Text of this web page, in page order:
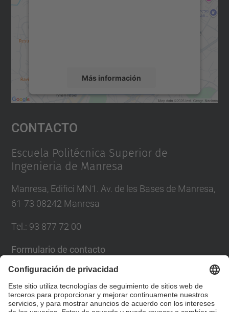
Más información
Aceptar
powered by
Contacto
Escuela Politécnica Superior de
Ingenieria de Manresa
Manresa, Edifici MN1. Av. de les Bases de Manresa,
61-73 08242 Manresa
Tel.: 93 877 72 00
Formulario de contacto
Lista Redes Sociales